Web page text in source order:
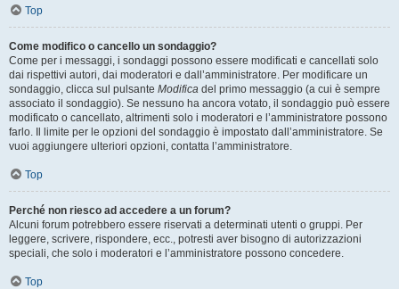
Top
Come modifico o cancello un sondaggio?
Come per i messaggi, i sondaggi possono essere modificati e cancellati solo
dai rispettivi autori, dai moderatori e dall’amministratore. Per modificare un
sondaggio, clicca sul pulsante Modifica del primo messaggio (a cui è sempre
associato il sondaggio). Se nessuno ha ancora votato, il sondaggio può essere
modificato o cancellato, altrimenti solo i moderatori e l’amministratore possono
farlo. Il limite per le opzioni del sondaggio è impostato dall’amministratore. Se
vuoi aggiungere ulteriori opzioni, contatta l’amministratore.
Top
Perché non riesco ad accedere a un forum?
Alcuni forum potrebbero essere riservati a determinati utenti o gruppi. Per
leggere, scrivere, rispondere, ecc., potresti aver bisogno di autorizzazioni
speciali, che solo i moderatori e l’amministratore possono concedere.
Top